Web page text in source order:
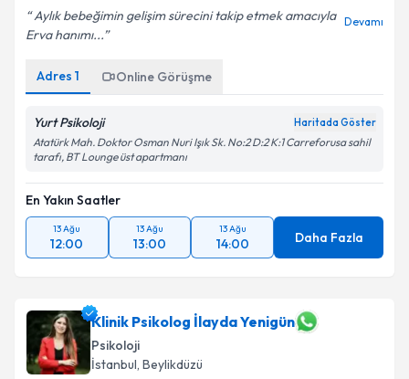
Aylık bebeğimin gelişim sürecini takip etmek amacıyla
Erva hanımı...
Devamı
Adres 1 Online Görüşme
Yurt Psikoloji Haritada Göster
Atatürk Mah. Doktor Osman Nuri Işık Sk. No:2 D:2 K:1 Carreforusa sahil
tarafı, BT Lounge üst apartmanı
En Yakın Saatler
13 Ağu
12:00
13 Ağu
13:00
13 Ağu
14:00 Daha Fazla
Klinik Psikolog İlayda Yenigün
Psikoloji
İstanbul, Beylikdüzü